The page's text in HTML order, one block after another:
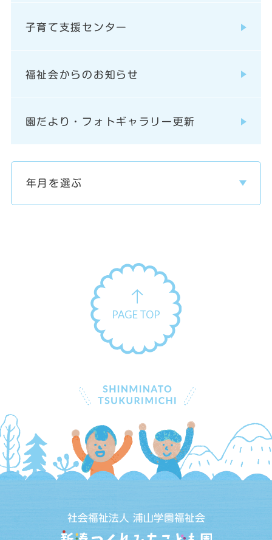
子育て支援センター
福祉会からのお知らせ
園だより・フォトギャラリー更新
PAGE TOP
社会福祉法人 浦山学園福祉会